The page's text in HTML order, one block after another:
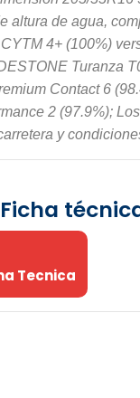
altura de agua,
4+ (100%)
Turanza
Contact 6
2 (97.9%);
y
Tecnica